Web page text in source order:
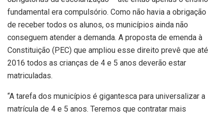
fundamental era compulsório. Como não havia a obrigação
de receber todos os alunos, os municípios ainda não
conseguem atender a demanda. A proposta de emenda à
Constituição (PEC) que ampliou esse direito prevê que até
2016 todos as crianças de 4 e 5 anos deverão estar
matriculadas.
“A tarefa dos municípios é gigantesca para universalizar a
matrícula de 4 e 5 anos. Teremos que contratar mais